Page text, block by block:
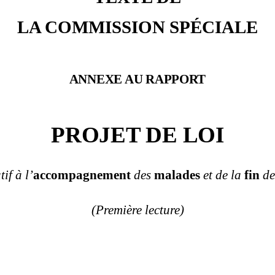
LA COMMISSION SPÉCIALE
ANNEXE AU RAPPORT
PROJET DE LOI
à l’accompagnement des malades et de la fin de
(Première lecture)